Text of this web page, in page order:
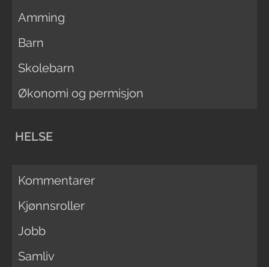
Amming
Barn
Skolebarn
Økonomi og permisjon
HELSE
Kommentarer
Kjønnsroller
Jobb
Samliv